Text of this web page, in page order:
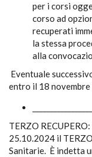
per i corsi
corso ad
recuperati
la stessa
alla
Eventuale
entro il 18 novembre
TERZO
25.10.2024 il
Sanitarie. È indetta